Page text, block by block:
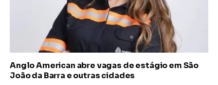
Anglo American abre vagas de estágio em São
João da Barra e outras cidades